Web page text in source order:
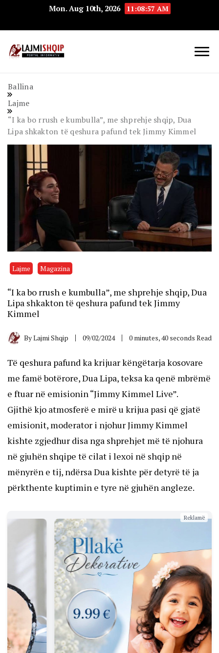
Mon. Aug 10th, 2026 11:08:58 AM
Ballina
Lajme
“I ka bo rrush e kumbulla”, me shprehje shqip, Dua
Lipa shkakton të qeshura pafund tek Jimmy Kimmel
Lajme Magazina
“I ka bo rrush e kumbulla”, me shprehje shqip, Dua
Lipa shkakton të qeshura pafund tek Jimmy
Kimmel
ByLajmi Shqip 09/02/2024 0 minutes, 40 seconds Read
Të qeshura pafund ka krijuar këngëtarja kosovare
me famë botërore, Dua Lipa, teksa ka qenë mbrëmë
e ftuar në emisionin “Jimmy Kimmel Live”.
Gjithë kjo atmosferë e mirë u krijua pasi që gjatë
emisionit, moderator i njohur Jimmy Kimmel
kishte zgjedhur disa nga shprehjet më të njohura
në gjuhën shqipe të cilat i lexoi në shqip në
mënyrën e tij, ndërsa Dua kishte për detyrë të ja
përkthente kuptimin e tyre në gjuhën angleze.
Reklamë